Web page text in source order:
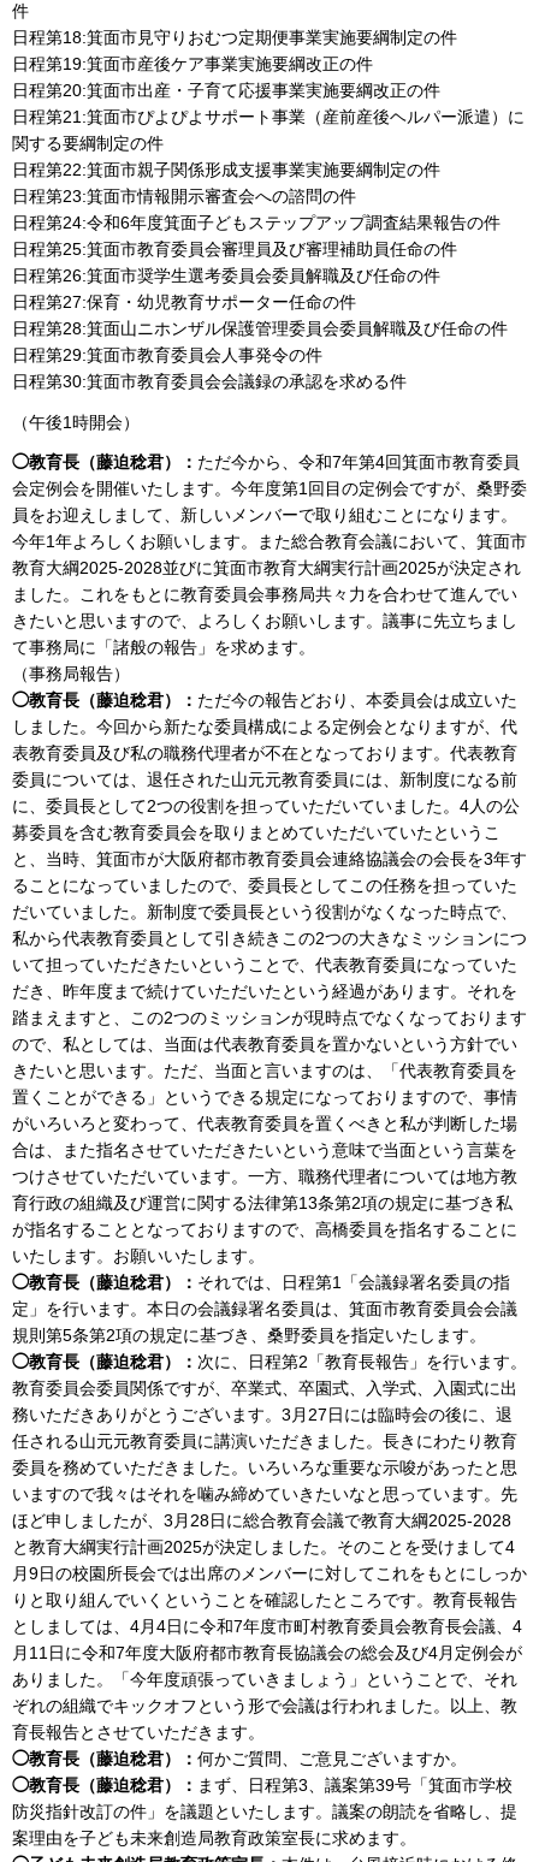
件
日程第18:箕面市見守りおむつ定期便事業実施要綱制定の件
日程第19:箕面市産後ケア事業実施要綱改正の件
日程第20:箕面市出産・子育て応援事業実施要綱改正の件
日程第21:箕面市ぴよぴよサポート事業（産前産後ヘルパー派遣）に
関する要綱制定の件
日程第22:箕面市親子関係形成支援事業実施要綱制定の件
日程第23:箕面市情報開示審査会への諮問の件
日程第24:令和6年度箕面子どもステップアップ調査結果報告の件
日程第25:箕面市教育委員会審理員及び審理補助員任命の件
日程第26:箕面市奨学生選考委員会委員解職及び任命の件
日程第27:保育・幼児教育サポーター任命の件
日程第28:箕面山ニホンザル保護管理委員会委員解職及び任命の件
日程第29:箕面市教育委員会人事発令の件
日程第30:箕面市教育委員会会議録の承認を求める件
（午後1時開会）
◯教育長（藤迫稔君）： ただ今から、令和7年第4回箕面市教育委員
会定例会を開催いたします。今年度第1回目の定例会ですが、桑野委
員をお迎えしまして、新しいメンバーで取り組むことになります。
今年1年よろしくお願いします。また総合教育会議において、箕面市
教育大綱2025-2028並びに箕面市教育大綱実行計画2025が決定され
ました。これをもとに教育委員会事務局共々力を合わせて進んでい
きたいと思いますので、よろしくお願いします。議事に先立ちまし
て事務局に「諸般の報告」を求めます。
（事務局報告）
◯教育長（藤迫稔君）： ただ今の報告どおり、本委員会は成立いた
しました。今回から新たな委員構成による定例会となりますが、代
表教育委員及び私の職務代理者が不在となっております。代表教育
委員については、退任された山元元教育委員には、新制度になる前
に、委員長として2つの役割を担っていただいていました。4人の公
募委員を含む教育委員会を取りまとめていただいていたというこ
と、当時、箕面市が大阪府都市教育委員会連絡協議会の会長を3年す
ることになっていましたので、委員長としてこの任務を担っていた
だいていました。新制度で委員長という役割がなくなった時点で、
私から代表教育委員として引き続きこの2つの大きなミッションにつ
いて担っていただきたいということで、代表教育委員になっていた
だき、昨年度まで続けていただいたという経過があります。それを
踏まえますと、この2つのミッションが現時点でなくなっております
ので、私としては、当面は代表教育委員を置かないという方針でい
きたいと思います。ただ、当面と言いますのは、「代表教育委員を
置くことができる」というできる規定になっておりますので、事情
がいろいろと変わって、代表教育委員を置くべきと私が判断した場
合は、また指名させていただきたいという意味で当面という言葉を
つけさせていただいています。一方、職務代理者については地方教
育行政の組織及び運営に関する法律第13条第2項の規定に基づき私
が指名することとなっておりますので、高橋委員を指名することに
いたします。お願いいたします。
◯教育長（藤迫稔君）： それでは、日程第1「会議録署名委員の指
定」を行います。本日の会議録署名委員は、箕面市教育委員会会議
規則第5条第2項の規定に基づき、桑野委員を指定いたします。
◯教育長（藤迫稔君）： 次に、日程第2「教育長報告」を行います。
教育委員会委員関係ですが、卒業式、卒園式、入学式、入園式に出
務いただきありがとうございます。3月27日には臨時会の後に、退
任される山元元教育委員に講演いただきました。長きにわたり教育
委員を務めていただきました。いろいろな重要な示唆があったと思
いますので我々はそれを噛み締めていきたいなと思っています。先
ほど申しましたが、3月28日に総合教育会議で教育大綱2025-2028
と教育大綱実行計画2025が決定しました。そのことを受けまして4
月9日の校園所長会では出席のメンバーに対してこれをもとにしっか
りと取り組んでいくということを確認したところです。教育長報告
としましては、4月4日に令和7年度市町村教育委員会教育長会議、4
月11日に令和7年度大阪府都市教育長協議会の総会及び4月定例会が
ありました。「今年度頑張っていきましょう」ということで、それ
ぞれの組織でキックオフという形で会議は行われました。以上、教
育長報告とさせていただきます。
◯教育長（藤迫稔君）： 何かご質問、ご意見ございますか。
◯教育長（藤迫稔君）： まず、日程第3、議案第39号「箕面市学校
防災指針改訂の件」を議題といたします。議案の朗読を省略し、提
案理由を子ども未来創造局教育政策室長に求めます。